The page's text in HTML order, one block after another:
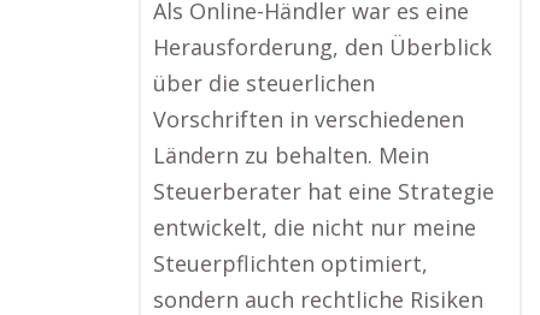
Als Online-Händler war es eine
Herausforderung, den Überblick
über die steuerlichen
Vorschriften in verschiedenen
Ländern zu behalten. Mein
Steuerberater hat eine Strategie
entwickelt, die nicht nur meine
Steuerpflichten optimiert,
sondern auch rechtliche Risiken